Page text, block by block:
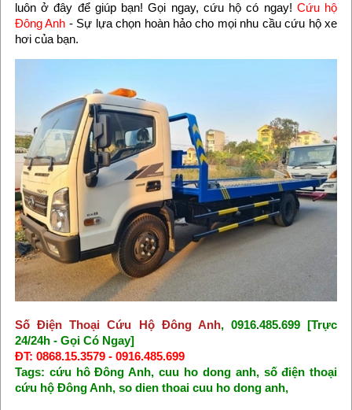
luôn ở đây để giúp bạn! Gọi ngay, cứu hộ có ngay! Cứu hộ
Đông Anh - Sự lựa chọn hoàn hảo cho mọi nhu cầu cứu hộ xe
hơi của bạn.
Số Điện Thoại Cứu Hộ Đông Anh, 0916.485.699 [Trực
24/24h - Gọi Có Ngay]
ĐT: 0868.15.3579 - 0916.485.699
Tags: cứu hô Đông Anh,cuu ho dong anh, số điện thoại
cứu hộ Đông Anh, so dien thoai cuu ho dong anh,